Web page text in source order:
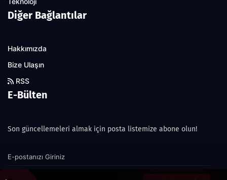
Diğer Bağlantılar
Hakkımızda
Bize Ulaşın
RSS
E-Bülten
Son güncellemeleri almak için posta listemize abone olun!